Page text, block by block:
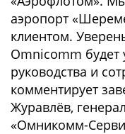
аэропорт
клиентом.
Omnicomm
руководства и
комментирует
Журавлёв,
«Омникомм-